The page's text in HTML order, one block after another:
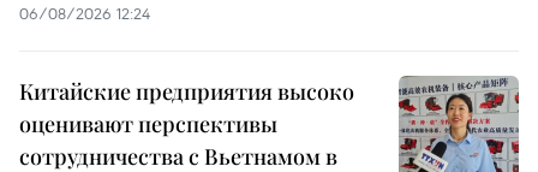
06/08/2026 12:24
Китайские предприятия высоко
оценивают перспективы
сотрудничества с Вьетнамом в